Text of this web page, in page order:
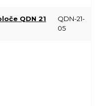
QDN 21
QDN-21-
05